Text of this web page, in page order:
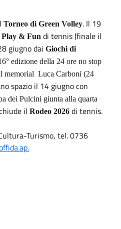
Torneo di Green Volley. Il 19
Play & Fun di tennis (finale il
giugno dai Giochi di
edizione della 24 ore no stop
memorial Luca Carboni (24
spazio il 14 giugno con
dei Pulcini giunta alla quarta
il Rodeo 2026 di tennis.
Turismo, tel. 0736